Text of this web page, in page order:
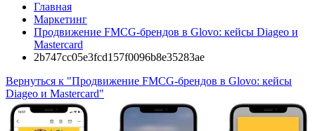
Главная
Маркетинг
Продвижение FMCG-брендов в Glovo: кейсы Diageo и
Mastercard
2b747cc05e3fcd157f0096b8e35283ae
Вернуться к "Продвижение FMCG-брендов в Glovo: кейсы
Diageo и Mastercard"